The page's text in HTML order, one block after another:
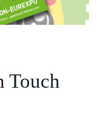
Touch